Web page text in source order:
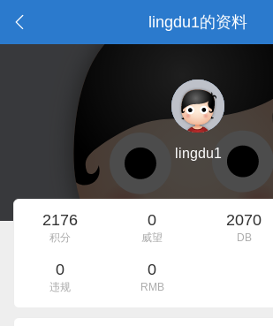
lingdu1的资料
lingdu1
2176
积分
0
威望
2070
DB
0
违规
0
RMB